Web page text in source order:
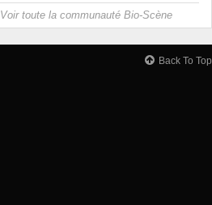
Voir toute la communauté Bio-Scène
Back To Top